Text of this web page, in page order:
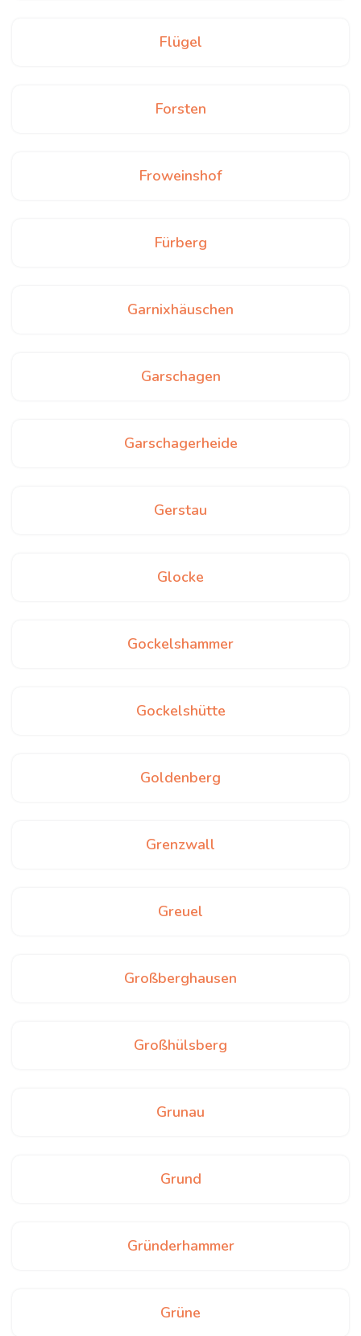
Flügel
Forsten
Froweinshof
Fürberg
Garnixhäuschen
Garschagen
Garschagerheide
Gerstau
Glocke
Gockelshammer
Gockelshütte
Goldenberg
Grenzwall
Greuel
Großberghausen
Großhülsberg
Grunau
Grund
Gründerhammer
Grüne